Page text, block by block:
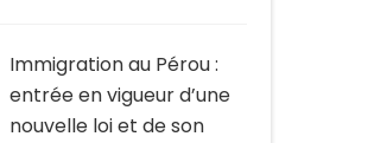
Immigration au Pérou :
entrée en vigueur d’une
nouvelle loi et de son